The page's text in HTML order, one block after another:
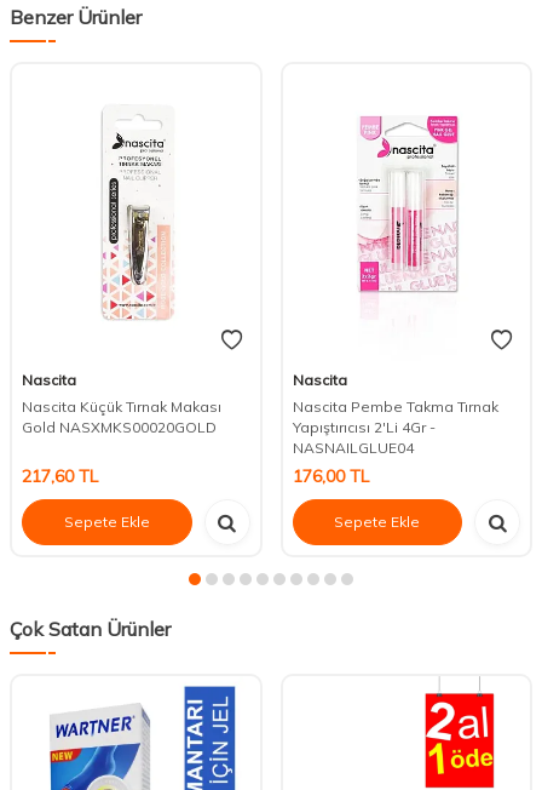
Benzer Ürünler
Nascita
Nascita Küçük Tırnak Makası
Gold NASXMKS00020GOLD
217,60TL
Sepete Ekle
Nascita
Nascita Pembe Takma Tırnak
Yapıştırıcısı 2'Li 4Gr -
NASNAILGLUE04
176,00TL
Sepete Ekle
Çok Satan Ürünler